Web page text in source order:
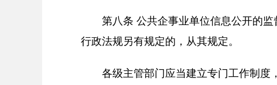
第八条 公共企事业单位信息公开的
行政法规另有规定的，从其规定。
各级主管部门应当建立专门工作制度